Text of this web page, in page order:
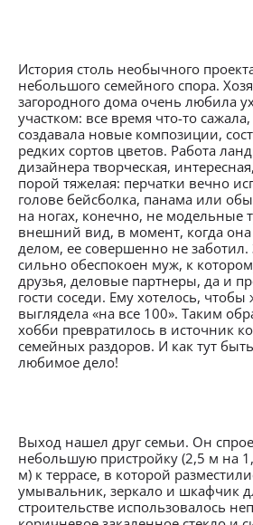
История столь необычного
небольшого семейного спора.
загородного дома очень любила
участком: все время что-то
создавала новые композиции,
редких сортов цветов. Работа
дизайнера творческая,
порой тяжелая: перчатки вечно
голове бейсболка, панама или
на ногах, конечно, не модельные
внешний вид, в момент, когда
делом, ее совершенно не
сильно обеспокоен муж, к
друзья, деловые партнеры, да и
гости соседи. Ему хотелось, чтобы
выглядела «на все 100». Таким
хобби превратилось в источник
семейных раздоров. И как тут
любимое дело!
Выход нашел друг семьи. Он
небольшую пристройку (2,5 м на
м) к террасе, в которой
умывальник, зеркало и шкафчик
строительстве использовалось